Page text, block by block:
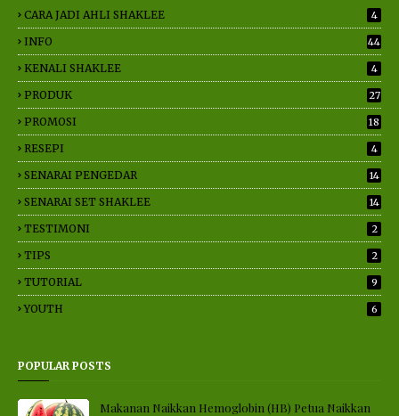
CARA JADI AHLI SHAKLEE 4
INFO 44
KENALI SHAKLEE 4
PRODUK 27
PROMOSI 18
RESEPI 4
SENARAI PENGEDAR 14
SENARAI SET SHAKLEE 14
TESTIMONI 2
TIPS 2
TUTORIAL 9
YOUTH 6
POPULAR POSTS
Makanan Naikkan Hemoglobin (HB) Petua Naikkan